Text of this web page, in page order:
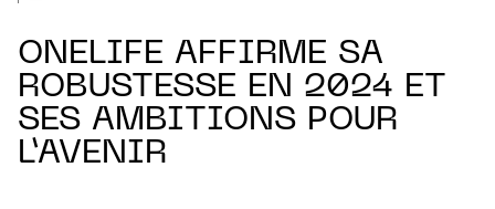
ONELIFE AFFIRME SA
ROBUSTESSE EN 2024 ET
SES AMBITIONS POUR
L’AVENIR